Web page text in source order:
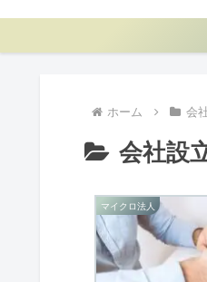
ホーム 会
会社設
マイクロ法人